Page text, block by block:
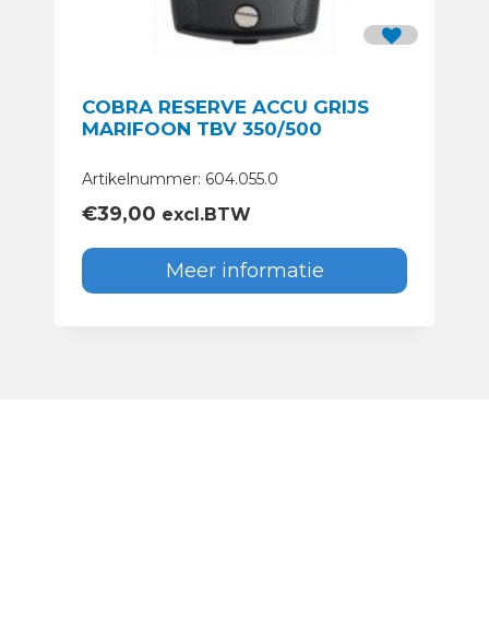
COBRA RESERVE ACCU GRIJS
MARIFOON TBV 350/500
Artikelnummer: 604.055.0
€39,00 excl.BTW
Meer informatie